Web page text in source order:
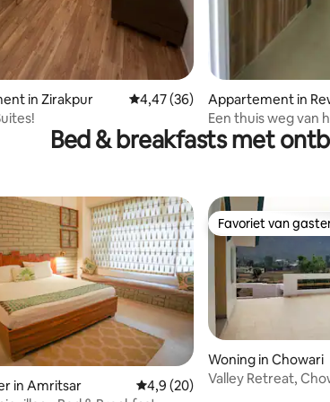
in Zirakpur Gemiddelde beoordeling van
4,47 (36)
Appartement in
Een thuis weg van
Bed & breakfasts met
in Amritsar Gemiddelde beoordeling van
4,9 (20)
Favoriet van
Favoriet van
Woning in Chowari
Valley Retreat,